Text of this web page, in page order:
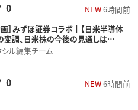
NEW6時間前
0
画］みずほ証券コラボ┃【日米半導体
変調、日米株の今後の見通しは…
シル編集チーム
NEW6時間前
0